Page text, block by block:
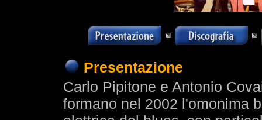
Presentazione
Carlo Pipitone e Antonio
formano nel 2002 l'omonima